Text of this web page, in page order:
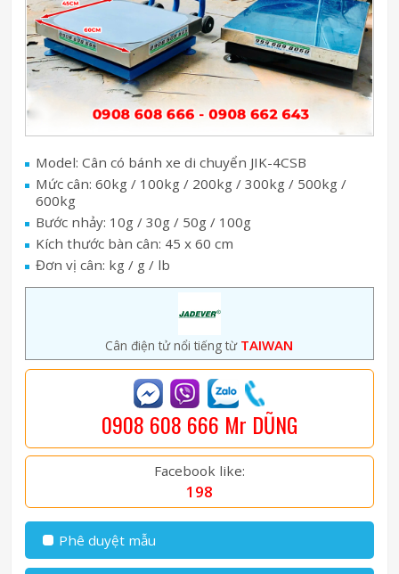
Model: Cân có bánh xe di chuyển JIK-4CSB
Mức cân: 60kg / 100kg / 200kg / 300kg / 500kg /
600kg
Bước nhảy: 10g / 30g / 50g / 100g
Kích thước bàn cân: 45 x 60 cm
Đơn vị cân: kg / g / lb
Cân điện tử nổi tiếng từ TAIWAN
0908 608 666 Mr DŨNG
Facebook like:
198
Phê duyệt mẫu